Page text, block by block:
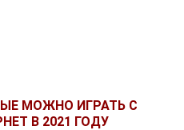
МОЖНО ИГРАТЬ С
В 2021 ГОДУ